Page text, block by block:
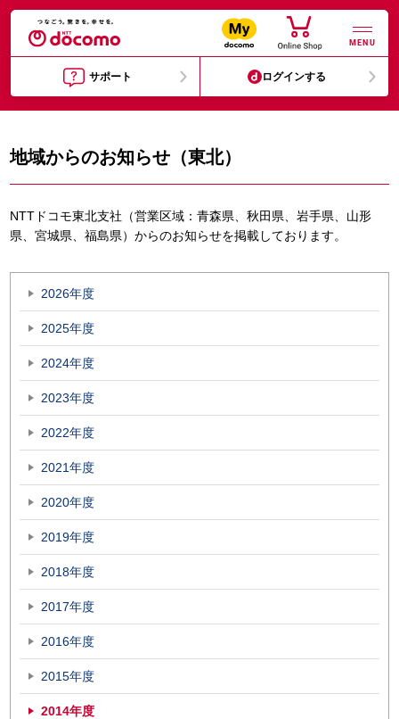
MENU
サポート ログインする
地域からのお知らせ（東北）
NTTドコモ東北支社（営業区域：青森県、秋田県、岩手県、山形
県、宮城県、福島県）からのお知らせを掲載しております。
2026年度
2025年度
2024年度
2023年度
2022年度
2021年度
2020年度
2019年度
2018年度
2017年度
2016年度
2015年度
2014年度